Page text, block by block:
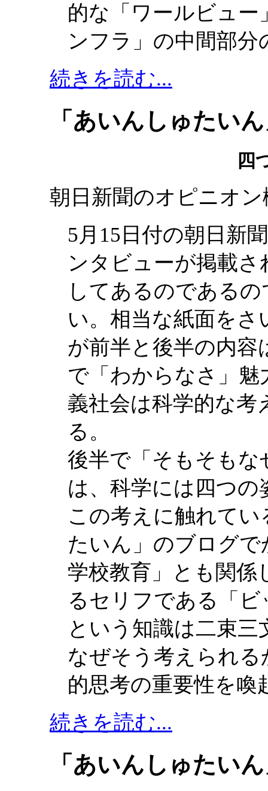
的な「ワールビュ
ンフラ」の中間部分
続きを読む...
「あいんしゅたい
四
朝日新聞のオピニオ
5月15日付の朝日新
ンタビューが掲載
してあるのである
い。相当な紙面を
が前半と後半の内容
で「わからなさ」魅
義社会は科学的な
る。
後半で「そもそもな
は、科学には四つ
この考えに触れて
たいん」のブログ
学校教育」とも関
るセリフである「
という知識は二束
なぜそう考えられ
的思考の重要性を
続きを読む...
「あいんしゅたい